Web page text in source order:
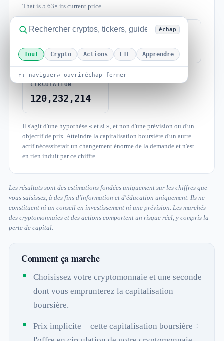
échap
Tout Crypto Actions ETF Apprendre
↑↓ naviguer↵ ouvriréchap fermer
That is 5.63× its current price
PRIX ACTUEL
$1,909.78
CAPITALISATION
BOURSIÈRE CIBLE
$1293.37B
OFFRE EN
CIRCULATION
120,232,214
Il s'agit d'une hypothèse « et si », et non d'une prévision ou d'un
objectif de prix. Atteindre la capitalisation boursière d'un autre
actif nécessiterait un changement énorme de la demande et n'est
en rien induit par ce chiffre.
Les résultats sont des estimations fondées uniquement sur les chiffres que
vous saisissez, à des fins d'information et d'éducation uniquement. Ils ne
constituent ni un conseil en investissement ni une prévision. Les marchés
des cryptomonnaies et des actions comportent un risque réel, y compris la
perte de capital.
Comment ça marche
Choisissez votre cryptomonnaie et une seconde
dont vous emprunterez la capitalisation
boursière.
Prix implicite = cette capitalisation boursière ÷